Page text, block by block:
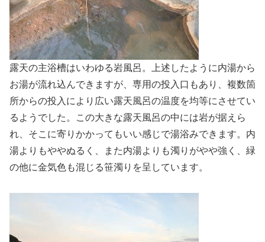
露天の主浴槽はいわゆる岩風呂。上述したように内湯から
お湯が流れ込んできますが、専用の投入口もあり、複数箇
所からの投入により広い露天風呂の温度を均等にさせてい
るようでした。この大きな露天風呂の中には岩が据えら
れ、そこに寄りかかってもいい感じで湯浴みできます。内
湯よりもややぬるく、また内湯よりも濁りがやや強く、緑
の他に金気色も混じる笹濁りを呈しています。